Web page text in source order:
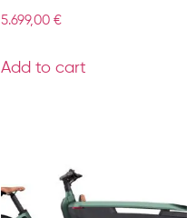
5.699,00 €
Add to cart